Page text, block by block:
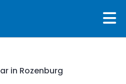
in Rozenburg